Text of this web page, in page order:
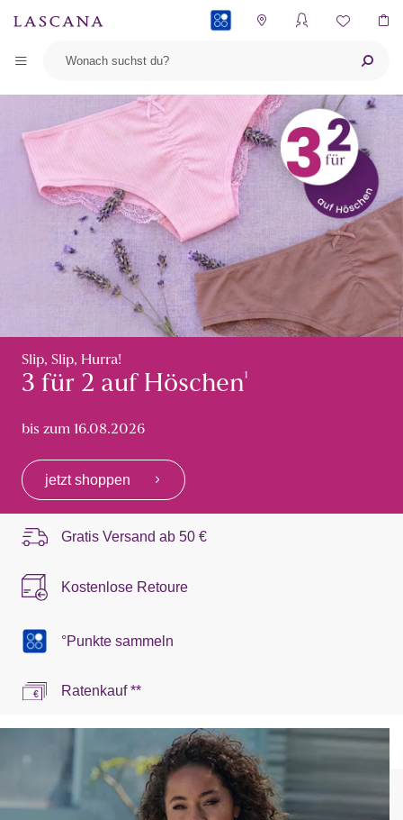
Slip, Slip, Hurra!
3 für 2 auf Höschen¹
bis zum 16.08.2026
jetzt shoppen
Gratis Versand ab 50 €
Kostenlose Retoure
°Punkte sammeln
Ratenkauf **